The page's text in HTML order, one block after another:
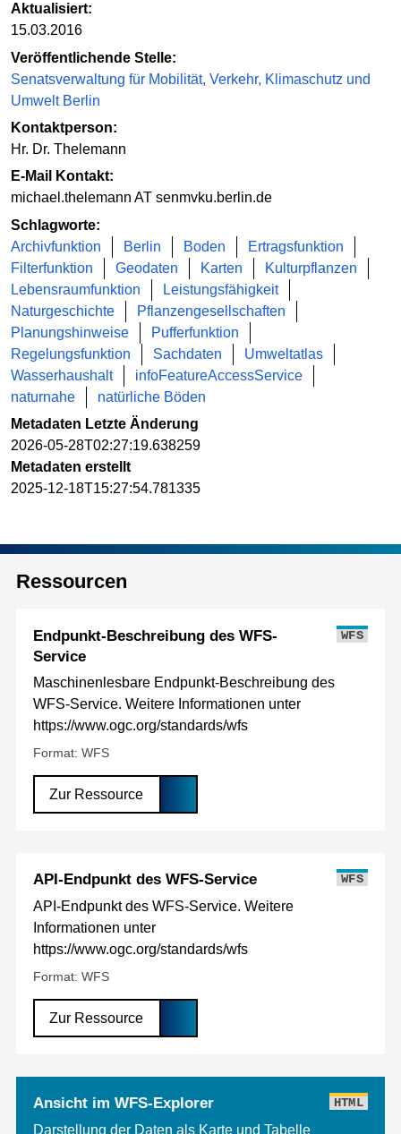
Aktualisiert:
15.03.2016
Veröffentlichende Stelle:
Senatsverwaltung für Mobilität, Verkehr, Klimaschutz und
Umwelt Berlin
Kontaktperson:
Hr. Dr. Thelemann
E-Mail Kontakt:
michael.thelemann AT senmvku.berlin.de
Schlagworte:
Archivfunktion
Berlin Boden
Ertragsfunktion
Filterfunktion
Geodaten Karten
Kulturpflanzen
Lebensraumfunktion
Leistungsfähigkeit
Naturgeschichte
Pflanzengesellschaften
Planungshinweise
Pufferfunktion
Regelungsfunktion
Sachdaten
Umweltatlas
Wasserhaushalt
infoFeatureAccessService
naturnahe
natürliche Böden
Metadaten Letzte Änderung
2026-05-28T02:27:19.638259
Metadaten erstellt
2025-12-18T15:27:54.781335
Ressourcen
Endpunkt-Beschreibung des WFS-
Service
WFS
Maschinenlesbare Endpunkt-Beschreibung des
WFS-Service. Weitere Informationen unter
https://www.ogc.org/standards/wfs
Format: WFS
Zur Ressource
API-Endpunkt des WFS-Service WFS
API-Endpunkt des WFS-Service. Weitere
Informationen unter
https://www.ogc.org/standards/wfs
Format: WFS
Zur Ressource
Ansicht im WFS-Explorer HTML
Darstellung der Daten als Karte und Tabelle